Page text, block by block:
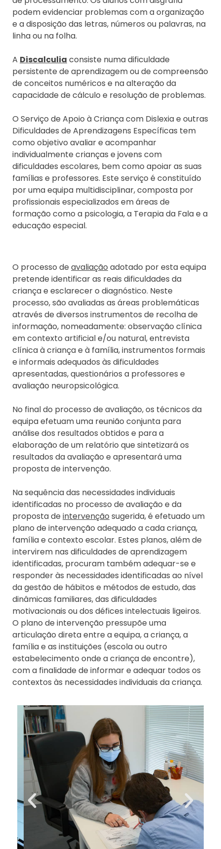
podem evidenciar problemas com a organização
e a disposição das letras, números ou palavras, na
linha ou na folha.
A Discalculia consiste numa dificuldade
persistente de aprendizagem ou de compreensão
de conceitos numéricos e na alteração da
capacidade de cálculo e resolução de problemas.
O Serviço de Apoio à Criança com Dislexia e outras
Dificuldades de Aprendizagens Específicas tem
como objetivo avaliar e acompanhar
individualmente crianças e jovens com
dificuldades escolares, bem como apoiar as suas
famílias e professores. Este serviço é constituído
por uma equipa multidisciplinar, composta por
profissionais especializados em áreas de
formação como a psicologia, a Terapia da Fala e a
educação especial.
O processo de avaliação adotado por esta equipa
pretende identificar as reais dificuldades da
criança e esclarecer o diagnóstico. Neste
processo, são avaliadas as áreas problemáticas
através de diversos instrumentos de recolha de
informação, nomeadamente: observação clínica
em contexto artificial e/ou natural, entrevista
clínica à criança e à família, instrumentos formais
e informais adequados às dificuldades
apresentadas, questionários a professores e
avaliação neuropsicológica.
No final do processo de avaliação, os técnicos da
equipa efetuam uma reunião conjunta para
análise dos resultados obtidos e para a
elaboração de um relatório que sintetizará os
resultados da avaliação e apresentará uma
proposta de intervenção.
Na sequência das necessidades individuais
identificadas no processo de avaliação e da
proposta de intervenção sugerida, é efetuado um
plano de intervenção adequado a cada criança,
família e contexto escolar. Estes planos, além de
intervirem nas dificuldades de aprendizagem
identificadas, procuram também adequar-se e
responder às necessidades identificadas ao nível
da gestão de hábitos e métodos de estudo, das
dinâmicas familiares, das dificuldades
motivacionais ou dos défices intelectuais ligeiros.
O plano de intervenção pressupõe uma
articulação direta entre a equipa, a criança, a
família e as instituições (escola ou outro
estabelecimento onde a criança de encontre),
com a finalidade de informar e adequar todos os
contextos às necessidades individuais da criança.